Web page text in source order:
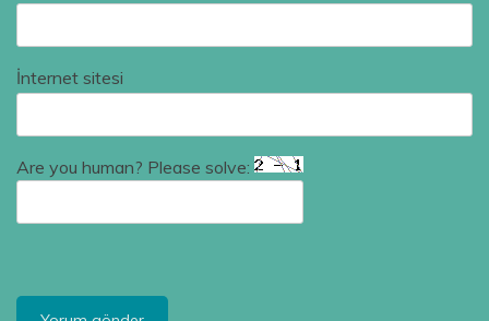
İnternet sitesi
Are you human? Please solve: